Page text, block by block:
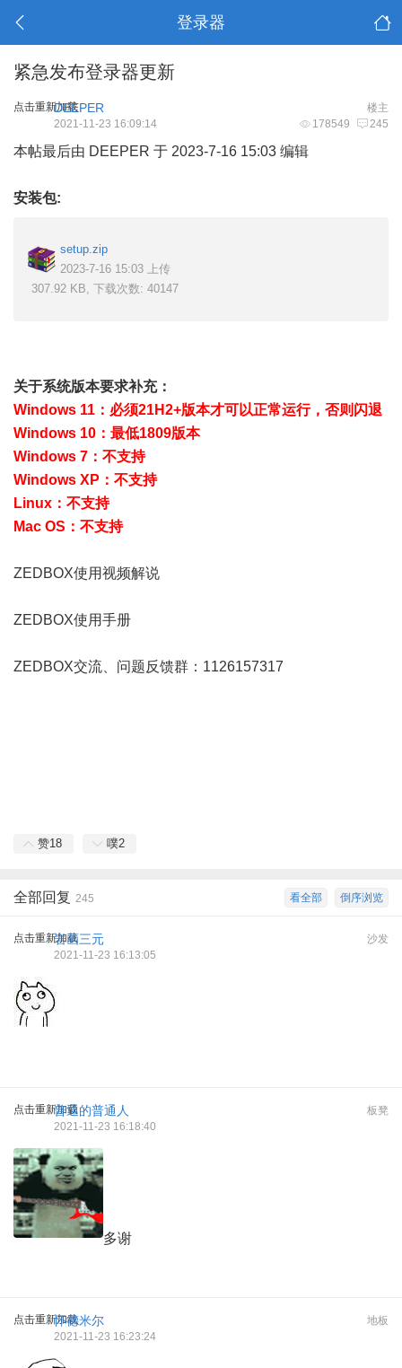
登录器
紧急发布登录器更新
点击重新加载 楼主
DEEPER
178549 245
2021-11-23 16:09:14
本帖最后由 DEEPER 于 2023-7-16 15:03 编辑
安装包:
setup.zip
2023-7-16 15:03 上传
307.92 KB, 下载次数: 40147
关于系统版本要求补充：
Windows 11：必须21H2+版本才可以正常运行，否则闪退
Windows 10：最低1809版本
Windows 7：不支持
Windows XP：不支持
Linux：不支持
Mac OS：不支持
ZEDBOX使用视频解说
ZEDBOX使用手册
ZEDBOX交流、问题反馈群：1126157317
赞18 噗2
倒序浏览
看全部
全部回复 245
点击重新加载 沙发
岩画三元
2021-11-23 16:13:05
点击重新加载 板凳
普通的普通人
2021-11-23 16:18:40
多谢
点击重新加载 地板
怀德米尔
2021-11-23 16:23:24